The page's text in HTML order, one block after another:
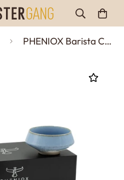
PHENIOX Barista Cappuccino-Tassen Set (2x180ml) – Handgefertigte Steingut-Tassen für Latte Art & Kaffeeliebhaber